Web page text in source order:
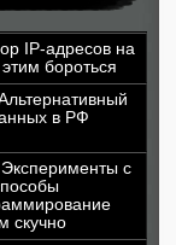
IP-адресов на
бороться
в РФ
Эксперименты с
скучно